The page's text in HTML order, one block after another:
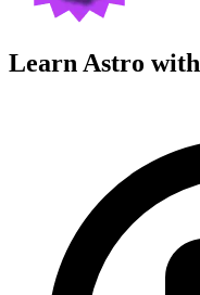
Learn Astro with